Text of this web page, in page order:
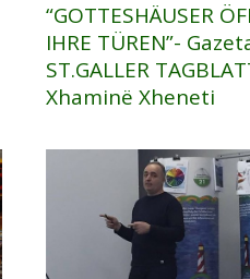
“GOTTESHÄUSER
IHRE TÜREN”-
ST.GALLER
Xhaminë Xheneti